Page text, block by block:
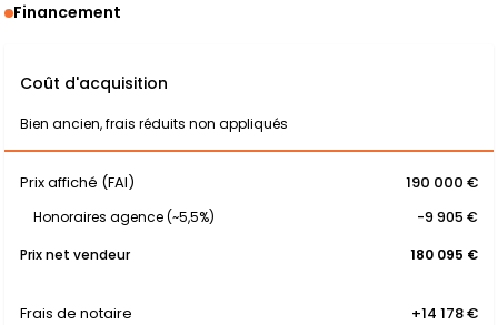
Financement
Coût d'acquisition
Bien ancien, frais réduits non appliqués
Prix affiché (FAI) 190 000 €
Honoraires agence (~5,5%)
-9 905 €
Prix net vendeur
180 095 €
Frais de notaire +14 178 €